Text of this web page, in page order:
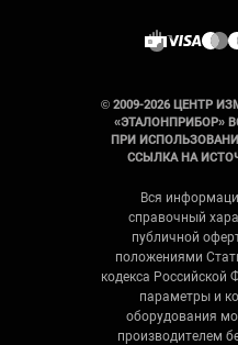
© 2009-2026 ЦЕНТР
«ЭТАЛОНПРИБОР»
ПРИ
ССЫЛКА НА
Вся
справочный
публичной
положениями
кодекса Российской
параметры и
оборудования
производителем